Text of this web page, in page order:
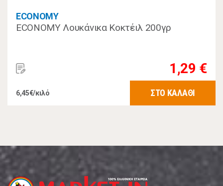
ECONOMY
ECONOMY Λουκάνικα Κοκτέιλ 200γρ
1,29 €
6,45€/κιλό ΣΤΟ ΚΑΛΑΘΙ